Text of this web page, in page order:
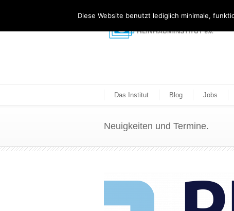
Das Institut Blog Jobs
Neuigkeiten und Termine.
Diese Website benutzt lediglich minimale,